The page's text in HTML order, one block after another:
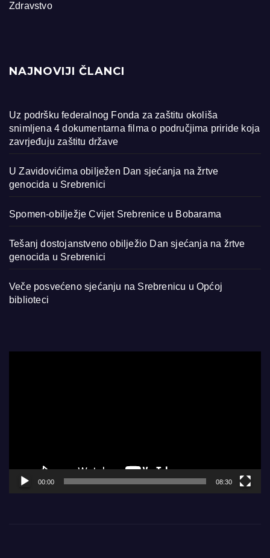
Zdravstvo
NAJNOVIJI ČLANCI
Uz podršku federalnog Fonda za zaštitu okoliša
snimljena 4 dokumentarna filma o područjima priride koja
zavrjeđuju zaštitu države
U Zavidovićima obilježen Dan sjećanja na žrtve
genocida u Srebrenici
Spomen-obilježje Cvijet Srebrenice u Bobarama
Tešanj dostojanstveno obilježio Dan sjećanja na žrtve
genocida u Srebrenici
Veče posvećeno sjećanju na Srebrenicu u Općoj
biblioteci
00:00 08:30